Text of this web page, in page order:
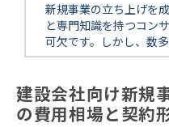
新規事業の立ち上げを
と専門知識を持つコン
可欠です。しかし、数
社に最適なパートナー
建設会社向け新規
の費用相場と契約